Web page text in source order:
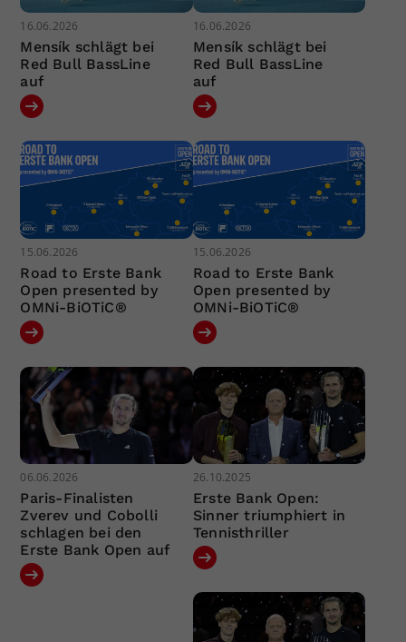
16.06.2026
Mensík schlägt bei
Red Bull BassLine
auf
16.06.2026
Mensík schlägt bei
Red Bull BassLine
auf
15.06.2026
Road to Erste Bank
Open presented by
OMNi-BiOTiC®
15.06.2026
Road to Erste Bank
Open presented by
OMNi-BiOTiC®
06.06.2026
Paris-Finalisten
Zverev und Cobolli
schlagen bei den
Erste Bank Open auf
26.10.2025
Erste Bank Open:
Sinner triumphiert in
Tennisthriller